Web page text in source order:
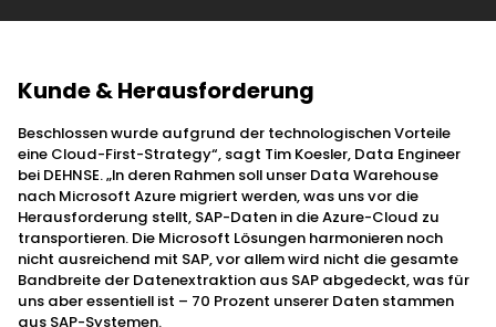
Kunde & Herausforderung
Beschlossen wurde aufgrund der technologischen Vorteile
eine Cloud-First-Strategy“, sagt Tim Koesler, Data Engineer
bei DEHNSE. „In deren Rahmen soll unser Data Warehouse
nach Microsoft Azure migriert werden, was uns vor die
Herausforderung stellt, SAP-Daten in die Azure-Cloud zu
transportieren. Die Microsoft Lösungen harmonieren noch
nicht ausreichend mit SAP, vor allem wird nicht die gesamte
Bandbreite der Datenextraktion aus SAP abgedeckt, was für
uns aber essentiell ist – 70 Prozent unserer Daten stammen
aus SAP-Systemen.